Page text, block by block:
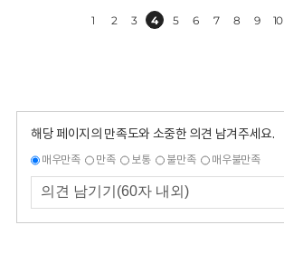
1 2 3 4 5 6 7 8 9 10
해당 페이지의 만족도와 소중한 의견 남겨주세요.
매우만족 만족 보통 불만족 매우불만족